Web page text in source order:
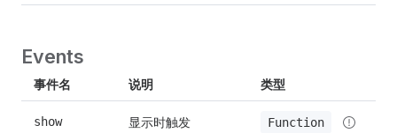
Events
事件名 说明 类型
show 显示时触发 Function